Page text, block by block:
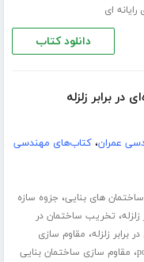
ای
دانلود کتاب
در برابر زلزله
عمران،کتاب‌های مهندسی
های بنایی، جزوه سازه
، تخریب ساختمان در
برابر زلزله، مقاوم سازی
، مقاوم سازی ساختمان بنایی